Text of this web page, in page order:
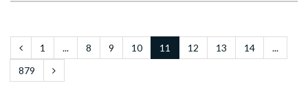
1 ... 8 9 10 11 12 13 14
...
879